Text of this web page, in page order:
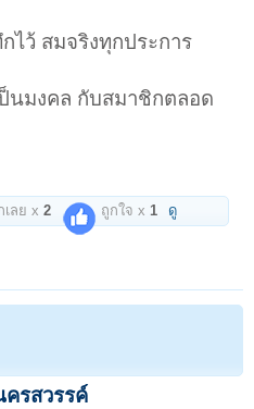
ใกล้ชิดที่สุด แถมไม่เล่นพระ ไม่สะสม
าสนา แต่ไม่สนใจเรื่องวัตถุ
เพราะได้มาเก่าก่อน เปลี่ยนมือมาที่
ยเสียบกับแผ่นไม้หรือแผ่นพลาสติก
ะคู่แผ่นดินอันยิ่งใหญ่ รักษาดูแล
ว้ สมจริงทุกประการ
นมงคล กับสมาชิกตลอด
เลย x2 ถูกใจ x 1 ดู
รสวรรค์